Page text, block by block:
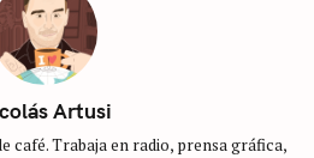
Artusi
café. Trabaja en radio, prensa gráfica,